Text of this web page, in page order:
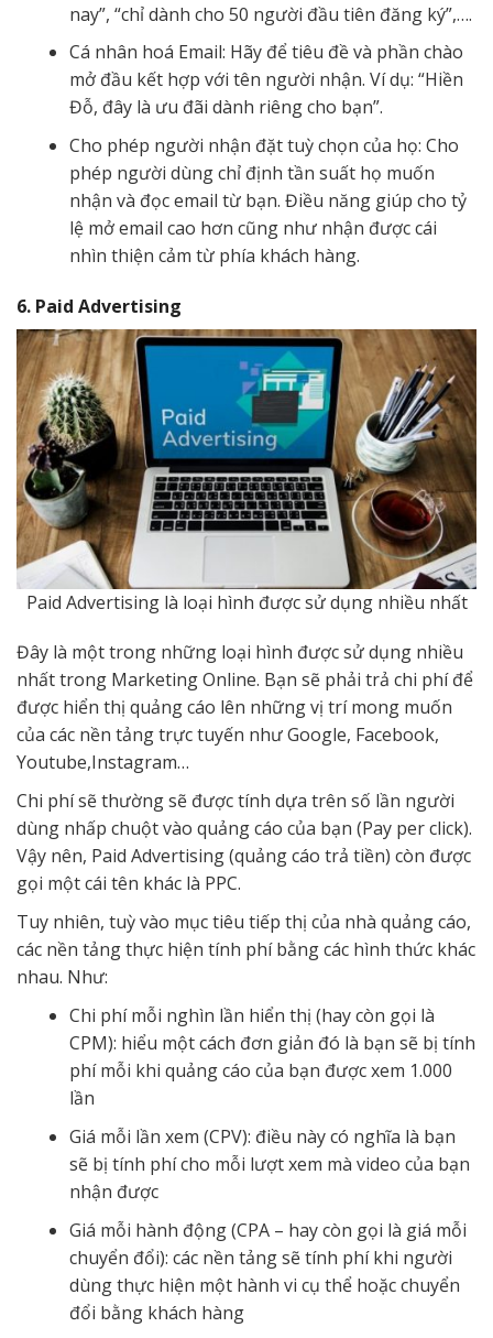
nay”, “chỉ dành cho 50 người đầu tiên đăng ký”,….
Cá nhân hoá Email: Hãy để tiêu đề và phần chào
mở đầu kết hợp với tên người nhận. Ví dụ: “Hiền
Đỗ, đây là ưu đãi dành riêng cho bạn”.
Cho phép người nhận đặt tuỳ chọn của họ: Cho
phép người dùng chỉ định tần suất họ muốn
nhận và đọc email từ bạn. Điều năng giúp cho tỷ
lệ mở email cao hơn cũng như nhận được cái
nhìn thiện cảm từ phía khách hàng.
6. Paid Advertising
Paid Advertising là loại hình được sử dụng nhiều nhất
Đây là một trong những loại hình được sử dụng nhiều
nhất trong Marketing Online. Bạn sẽ phải trả chi phí để
được hiển thị quảng cáo lên những vị trí mong muốn
của các nền tảng trực tuyến như Google, Facebook,
Youtube,Instagram…
Chi phí sẽ thường sẽ được tính dựa trên số lần người
dùng nhấp chuột vào quảng cáo của bạn (Pay per click).
Vậy nên, Paid Advertising (quảng cáo trả tiền) còn được
gọi một cái tên khác là PPC.
Tuy nhiên, tuỳ vào mục tiêu tiếp thị của nhà quảng cáo,
các nền tảng thực hiện tính phí bằng các hình thức khác
nhau. Như:
Chi phí mỗi nghìn lần hiển thị (hay còn gọi là
CPM): hiểu một cách đơn giản đó là bạn sẽ bị tính
phí mỗi khi quảng cáo của bạn được xem 1.000
lần
Giá mỗi lần xem (CPV): điều này có nghĩa là bạn
sẽ bị tính phí cho mỗi lượt xem mà video của bạn
nhận được
Giá mỗi hành động (CPA – hay còn gọi là giá mỗi
chuyển đổi): các nền tảng sẽ tính phí khi người
dùng thực hiện một hành vi cụ thể hoặc chuyển
đổi bằng khách hàng